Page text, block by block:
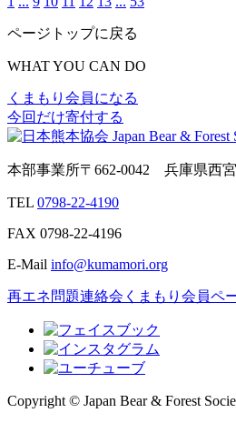
ページトップに戻る
WHAT YOU CAN DO
くまもり会員になる
今回だけ寄付する
本部事業所〒662-0042 兵庫県西
TEL 0798-22-4190
FAX 0798-22-4196
E-Mail info@kumamori.org
再エネ問題連絡会 くまもり会員ペ
Copyright © Japan Bear & Forest